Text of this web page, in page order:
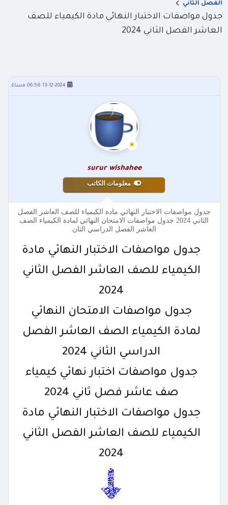
الفصل الثاني
جدول مواصفات الاختبار النهائي مادة الكيمياء للصف
العاشر الفصل الثاني 2024
13-12-2024 06:56 مساءً
surur wishahee
معلومات الكاتب
جدول مواصفات الاختبار النهائي مادة الكيمياء للصف العاشر الفصل
الثاني 2024 جدول مواصفات الامتحان النهائي لمادة الكيمياء الصف
العاشر الفصل الدراسي الثان
جدول مواصفات الاختبار النهائي مادة
الكيمياء للصف العاشر الفصل الثاني
2024
جدول مواصفات الامتحان النهائي
لمادة الكيمياء الصف العاشر الفصل
الدراسي الثاني 2024
جدول مواصفات اختبار نهائي كيمياء
صف عاشر فصل ثاني 2024
جدول مواصفات الاختبار النهائي مادة
الكيمياء للصف العاشر الفصل الثاني
2024